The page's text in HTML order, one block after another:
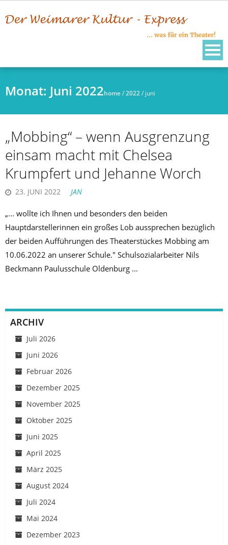
to
Monat: Juni 2022home/2022/juni
„Mobbing“ – wenn Ausgrenzung
einsam macht mit Chelsea
Krumpfert und Jehanne Worch
23. JUNI 2022 JAN
„... wollte ich Ihnen und besonders den beiden
Hauptdarstellerinnen ein großes Lob aussprechen bezüglich
der beiden Aufführungen des Theaterstückes Mobbing am
10.06.2022 an unserer Schule." Schulsozialarbeiter Nils
Beckmann Paulusschule Oldenburg ...
ARCHIV
Juli 2026
Juni 2026
Februar 2026
Dezember 2025
November 2025
Oktober 2025
Juni 2025
April 2025
März 2025
August 2024
Juli 2024
Mai 2024
Dezember 2023